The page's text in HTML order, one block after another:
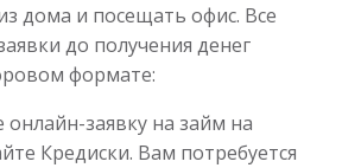
дома и посещать офис. Все
до получения денег
формате:
онлайн-заявку на займ на
Кредиски. Вам потребуется